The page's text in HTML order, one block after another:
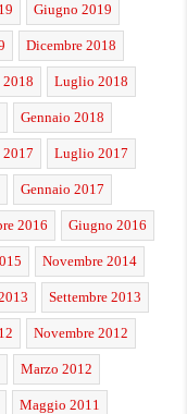
Giugno 2019
Dicembre 2018
Luglio 2018
Gennaio 2018
Luglio 2017
Gennaio 2017
2016 Giugno 2016
Novembre 2014
Settembre 2013
Novembre 2012
Marzo 2012
Maggio 2011